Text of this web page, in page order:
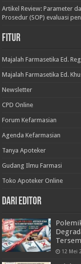
Artikel Review: Parameter
Prosedur (SOP) evaluasi
Fitur
Majalah Farmasetika Ed.
Majalah Farmasetika Ed.
Newsletter
CPD Online
Forum Kefarmasian
Agenda Kefarmasian
Tanya Apoteker
Gudang Ilmu Farmasi
Toko Apoteker Online
Dari Editor
12 Mei